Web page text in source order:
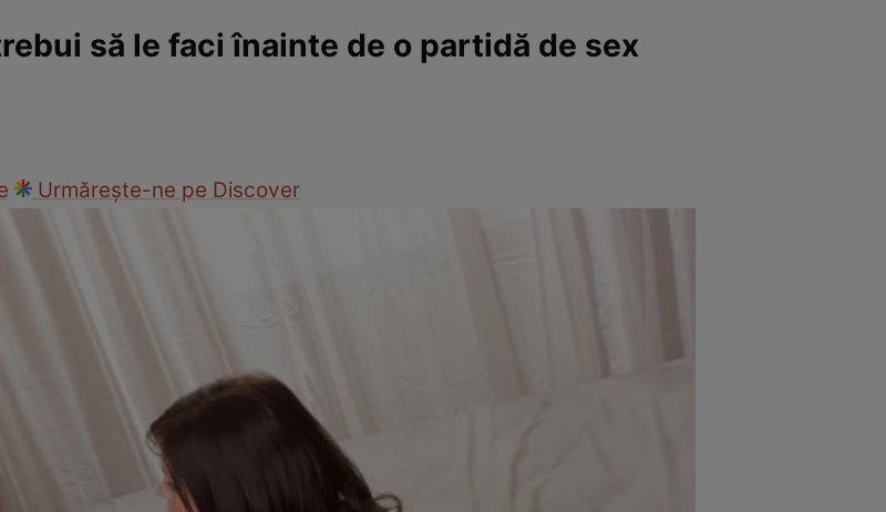
să le faci înainte de o partidă de sex
Urmărește-ne pe Discover